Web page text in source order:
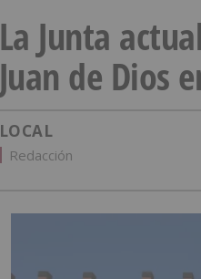
La Junta
Juan de Dios
LOCAL
Redacción